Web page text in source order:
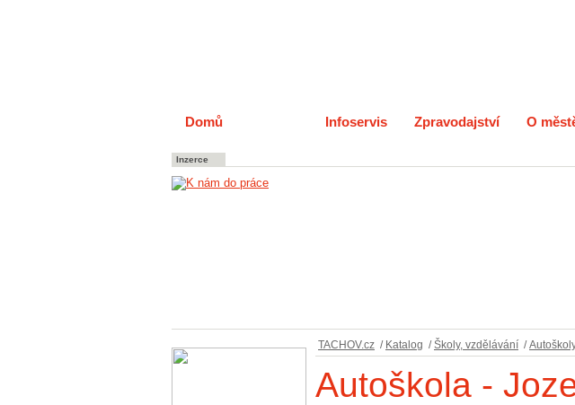
Domů Infoservis Zpravodajství O
Inzerce
TACHOV.cz / Katalog / Školy, vzdělávání /
Autoškola -